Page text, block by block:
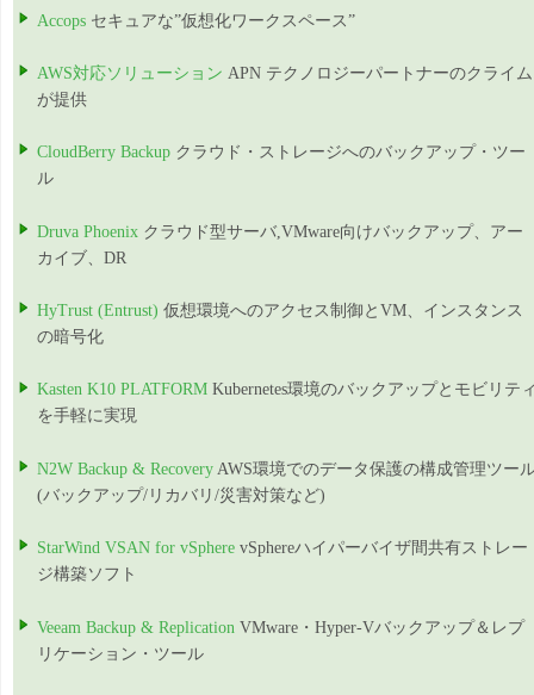
Accops セキュアな”仮想化ワークスペース”
AWS対応ソリューション APN テクノロジーパートナーのクライム
が提供
CloudBerry Backup クラウド・ストレージへのバックアップ・ツー
ル
Druva Phoenix クラウド型サーバ,VMware向けバックアップ、アー
カイブ、DR
HyTrust (Entrust) 仮想環境へのアクセス制御とVM、インスタンス
の暗号化
Kasten K10 PLATFORM Kubernetes環境のバックアップとモビリテ
を手軽に実現
N2W Backup & Recovery AWS環境でのデータ保護の構成管理ツー
(バックアップ/リカバリ/災害対策など)
StarWind VSAN for vSphere vSphereハイパーバイザ間共有ストレー
ジ構築ソフト
Veeam Backup & Replication VMware・Hyper-Vバックアップ＆レプ
リケーション・ツール